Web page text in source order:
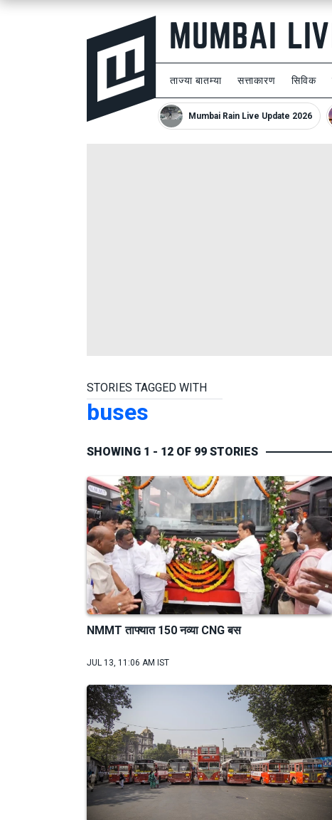
ताज्या बातम्या सत्ताकारण सिविक
Mumbai Rain Live Update 2026
STORIES TAGGED WITH
buses
SHOWING 1 - 12 OF 99 STORIES
NMMT ताफ्यात 150 नव्या CNG बस
JUL 13, 11:06 AM IST